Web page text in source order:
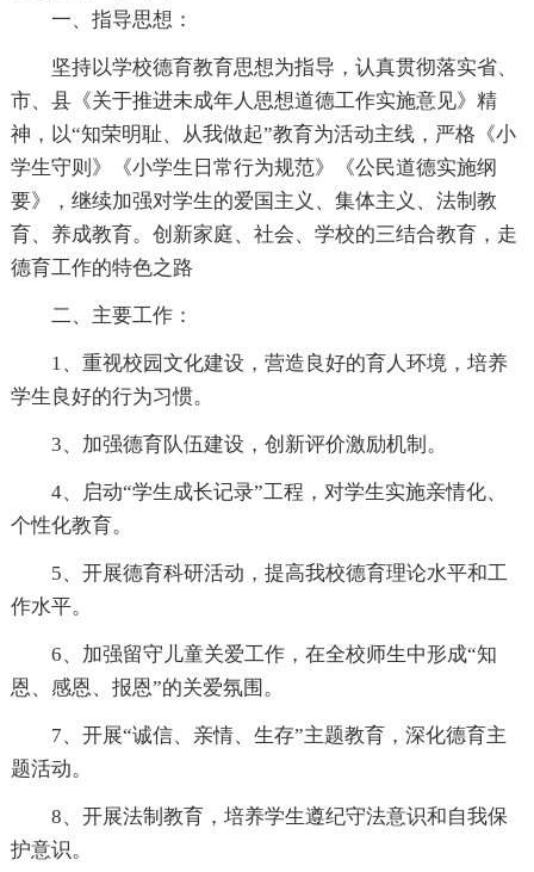
一、指导思想：
坚持以学校德育教育思想为指导，认真贯彻落实省、
市、县《关于推进未成年人思想道德工作实施意见》精
神，以“知荣明耻、从我做起”教育为活动主线，严格《小
学生守则》《小学生日常行为规范》《公民道德实施纲
要》，继续加强对学生的爱国主义、集体主义、法制教
育、养成教育。创新家庭、社会、学校的三结合教育，走
德育工作的特色之路
二、主要工作：
1、重视校园文化建设，营造良好的育人环境，培养
学生良好的行为习惯。
3、加强德育队伍建设，创新评价激励机制。
4、启动“学生成长记录”工程，对学生实施亲情化、
个性化教育。
5、开展德育科研活动，提高我校德育理论水平和工
作水平。
6、加强留守儿童关爱工作，在全校师生中形成“知
恩、感恩、报恩”的关爱氛围。
7、开展“诚信、亲情、生存”主题教育，深化德育主
题活动。
8、开展法制教育，培养学生遵纪守法意识和自我保
护意识。